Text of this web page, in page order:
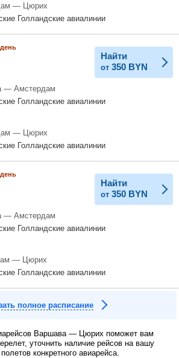
— Цюрих
Голландские авиалинии
Найти
от 350 BYN
— Амстердам
Голландские авиалинии
— Цюрих
Голландские авиалинии
Найти
от 350 BYN
— Амстердам
Голландские авиалинии
— Цюрих
Голландские авиалинии
полное расписание
Варшава — Цюрих поможет вам
уточнить наличие рейсов на вашу
конкретного авиарейса.